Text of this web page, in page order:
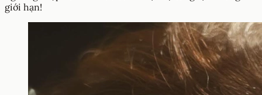
giới hạn!